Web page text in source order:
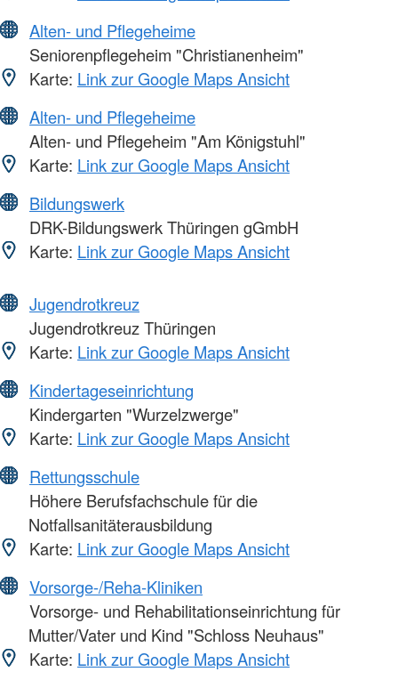
Alten- und Pflegeheime
Seniorenpflegeheim "Christianenheim"
Karte: Link zur Google Maps Ansicht
Alten- und Pflegeheime
Alten- und Pflegeheim "Am Königstuhl"
Karte: Link zur Google Maps Ansicht
Bildungswerk
DRK-Bildungswerk Thüringen gGmbH
Karte: Link zur Google Maps Ansicht
Jugendrotkreuz
Jugendrotkreuz Thüringen
Karte: Link zur Google Maps Ansicht
Kindertageseinrichtung
Kindergarten "Wurzelzwerge"
Karte: Link zur Google Maps Ansicht
Rettungsschule
Höhere Berufsfachschule für die
Notfallsanitäterausbildung
Karte: Link zur Google Maps Ansicht
Vorsorge-/Reha-Kliniken
Vorsorge- und Rehabilitationseinrichtung für
Mutter/Vater und Kind "Schloss Neuhaus"
Karte: Link zur Google Maps Ansicht